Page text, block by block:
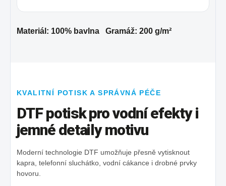
Materiál: 100% bavlna Gramáž: 200 g/m²
KVALITNÍ POTISK A SPRÁVNÁ PÉČE
DTF potisk pro vodní efekty i
jemné detaily motivu
Moderní technologie DTF umožňuje přesně vytisknout
kapra, telefonní sluchátko, vodní cákance i drobné prvky
hovoru.